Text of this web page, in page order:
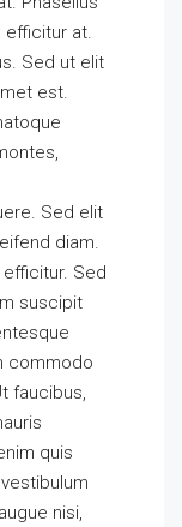
efficitur at.
Sed ut elit
est.
Sed elit
diam.
Sed
suscipit
commodo
faucibus,
quis
nisi,